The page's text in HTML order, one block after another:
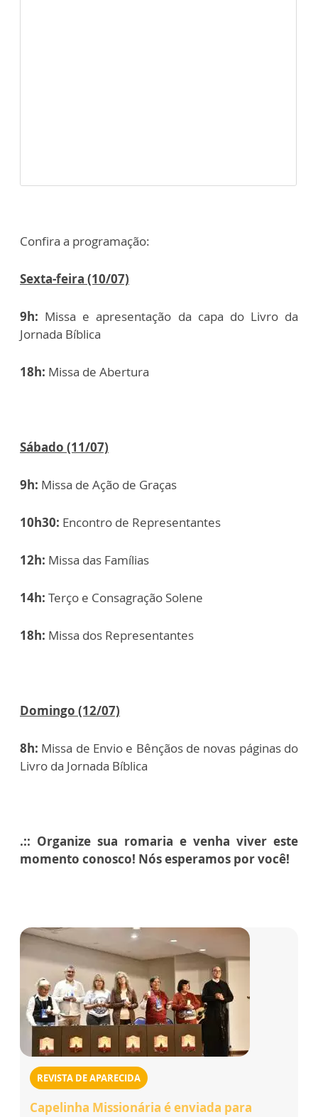
Confira a programação:
Sexta-feira (10/07)
9h: Missa e apresentação da capa do Livro da
Jornada Bíblica
18h: Missa de Abertura
Sábado (11/07)
9h: Missa de Ação de Graças
10h30: Encontro de Representantes
12h: Missa das Famílias
14h: Terço e Consagração Solene
18h: Missa dos Representantes
Domingo (12/07)
8h: Missa de Envio e Bênçãos de novas páginas do
Livro da Jornada Bíblica
.:: Organize sua romaria e venha viver este
momento conosco! Nós esperamos por você!
REVISTA DE APARECIDA
Capelinha Missionária é enviada para